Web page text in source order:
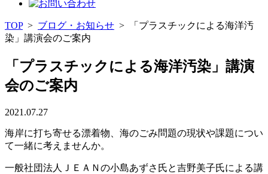
TOP> ブログ・お知らせ >
「プラスチックによる海洋汚
染」講演会のご案内
「プラスチックによる海洋汚染」講演
会のご案内
2021.07.27
海岸に打ち寄せる漂着物、海のごみ問題の現状や課題につい
て一緒に考えませんか。
一般社団法人ＪＥＡＮの小島あずさ氏と吉野美子氏による講